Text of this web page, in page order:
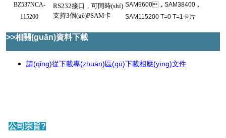
BZ537NCA-
115200
RS232接口，可同時(shí)
支持3個(gè)PSAM卡
SAM9600，SAM38400，
SAM115200 T=0 T=1卡片
>>相關(guān)資料下載
請(qǐng)從下載專(zhuān)區(qū)下載相應(yīng)文件
公司宗旨?